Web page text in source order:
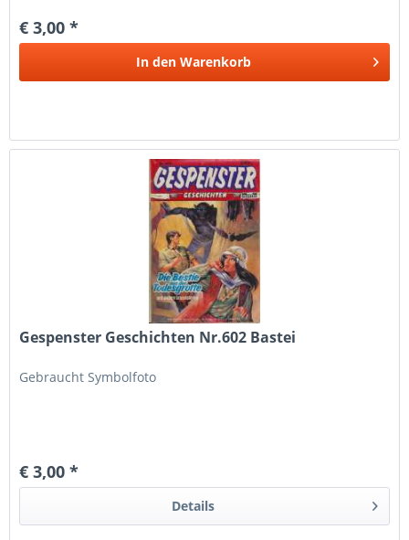
€ 3,00 *
In den Warenkorb
Gespenster Geschichten Nr.602 Bastei
Gebraucht Symbolfoto
€ 3,00 *
Details